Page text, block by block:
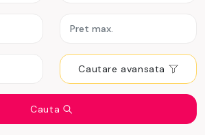
Cautare avansata
Cauta